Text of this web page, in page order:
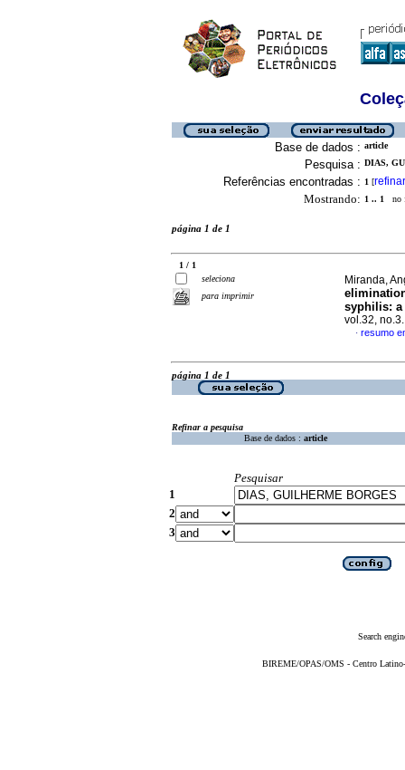
Base de dados : article
Pesquisa : DIAS,
Referências encontradas : 1 [refinar
Mostrando: 1 .. 1 no
página 1 de 1
1 / 1
seleciona
para imprimir
Miranda,
syphilis: a
vol.32,
· resumo
página 1 de 1
Refinar a pesquisa
Base de dados : article
Pesquisar
1
2
3
Search
BIREME/OPAS/OMS - Centro Latino-